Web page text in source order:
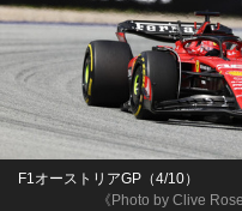
《Photo by Clive
F1オーストリアGP（4/10）